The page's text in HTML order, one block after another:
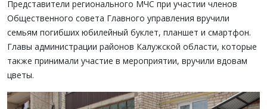
Представители регионального МЧС при участии членов
Общественного совета Главного управления вручили
семьям погибших юбилейный буклет, планшет и смартфон.
Главы администрации районов Калужской области, которые
также принимали участие в мероприятии, вручили вдовам
цветы.